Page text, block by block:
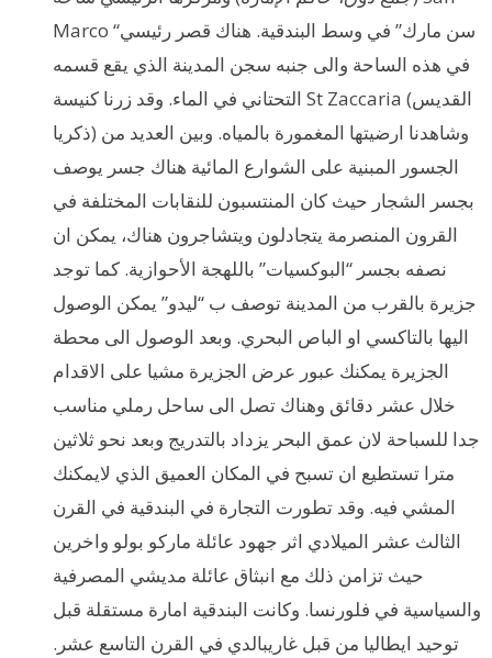
Marco “سن مارك” في وسط البندقية. هناك قصر رئيسي
في هذه الساحة والى جنبه سجن المدينة الذي يقع قسمه
التحتاني في الماء. وقد زرنا كنيسة St Zaccaria (القديس
ذكريا) وشاهدنا ارضيتها المغمورة بالمياه. وبين العديد من
الجسور المبنية على الشوارع المائية هناك جسر يوصف
بجسر الشجار حيث كان المنتسبون للنقابات المختلفة في
القرون المنصرمة يتجادلون ويتشاجرون هناك، يمكن ان
نصفه بجسر “البوكسيات” باللهجة الأحوازية. كما توجد
جزيرة بالقرب من المدينة توصف ب “ليدو” يمكن الوصول
اليها بالتاكسي او الباص البحري. وبعد الوصول الى محطة
الجزيرة يمكنك عبور عرض الجزيرة مشيا على الاقدام
خلال عشر دقائق وهناك تصل الى ساحل رملي مناسب
جدا للسباحة لان عمق البحر يزداد بالتدريج وبعد نحو ثلاثين
مترا تستطيع ان تسبح في المكان العميق الذي لايمكنك
المشي فيه. وقد تطورت التجارة في البندقية في القرن
الثالث عشر الميلادي اثر جهود عائلة ماركو بولو واخرين
حيث تزامن ذلك مع انبثاق عائلة مديشي المصرفية
والسياسية في فلورنسا. وكانت البندقية امارة مستقلة قبل
توحيد ايطاليا من قبل غاريبالدي في القرن التاسع عشر.